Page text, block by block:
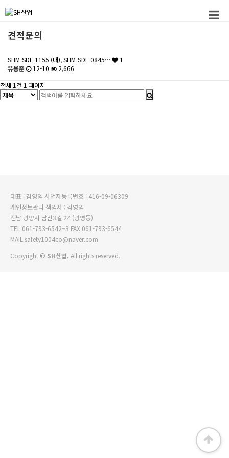
견적문의
SHM-SDL-1155 (대), SHM-SDL-0845…
1
유용준
12-10
2,666
전체 1건 1 페이지
대표 : 김영임 사업자등록번호 : 416-09-06309
개인정보관리 잭임자 : 김영임
전남 광양시 남산3길 24 (광영동)
TEL 061-793-6542~3 FAX 061-793-6544
MAIL safety1004co@naver.com
Copyright © SH산업. All rights reserved.